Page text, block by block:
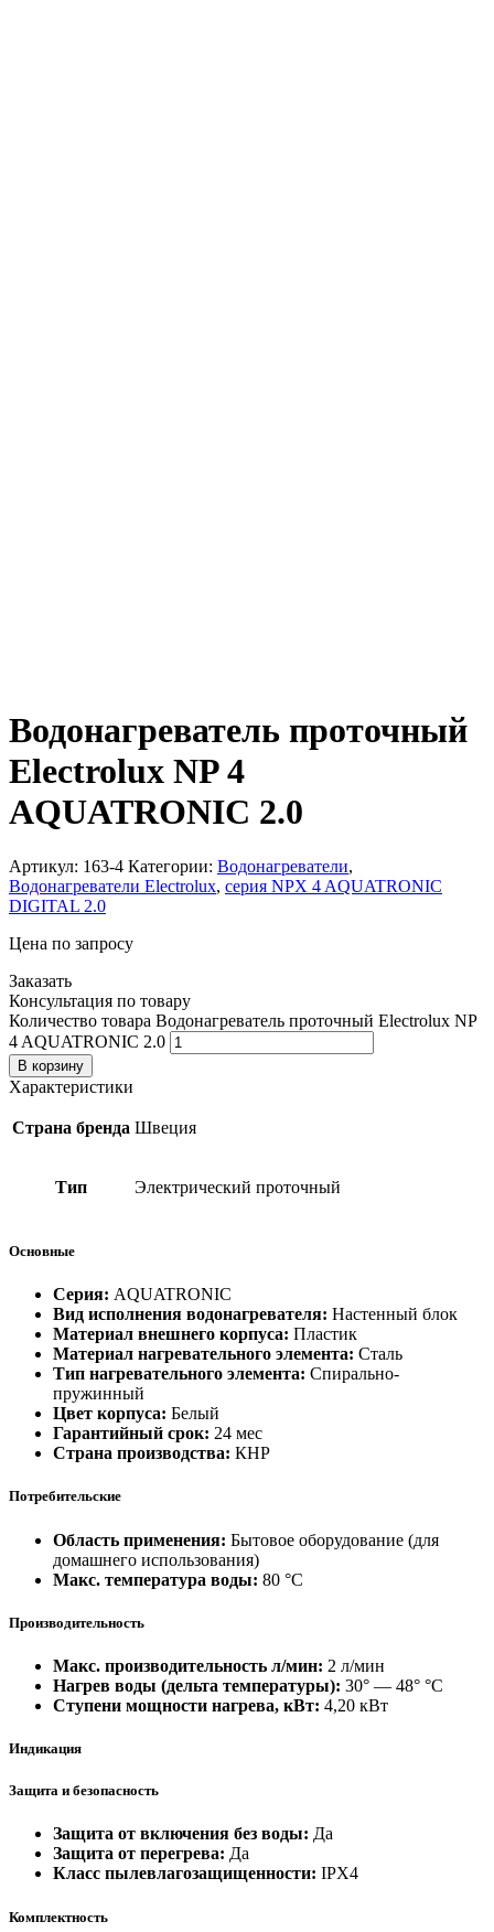
Водонагреватель проточный
Electrolux NP 4
AQUATRONIC 2.0
Артикул: 163-4 Категории: Водонагреватели,
Водонагреватели Electrolux, серия NPX 4 AQUATRONIC
DIGITAL 2.0
Цена по запросу
Заказать
Консультация по товару
Количество товара Водонагреватель проточный Electrolux NP
4 AQUATRONIC 2.0
В корзину
Характеристики
Страна бренда Швеция
Тип Электрический проточный
Основные
Серия: AQUATRONIC
Вид исполнения водонагревателя: Настенный блок
Материал внешнего корпуса: Пластик
Материал нагревательного элемента: Сталь
Тип нагревательного элемента: Спирально-
пружинный
Цвет корпуса: Белый
Гарантийный срок: 24 мес
Страна производства: КНР
Потребительские
Область применения: Бытовое оборудование (для
домашнего использования)
Макс. температура воды: 80 °С
Производительность
Макс. производительность л/мин: 2 л/мин
Нагрев воды (дельта температуры): 30° — 48° °С
Ступени мощности нагрева, кВт: 4,20 кВт
Индикация
Защита и безопасность
Защита от включения без воды: Да
Защита от перегрева: Да
Класс пылевлагозащищенности: IPX4
Комплектность